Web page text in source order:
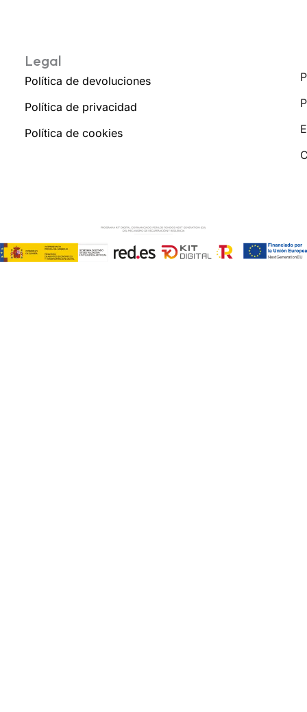
Legal
Política de devoluciones
Política de privacidad
Política de cookies